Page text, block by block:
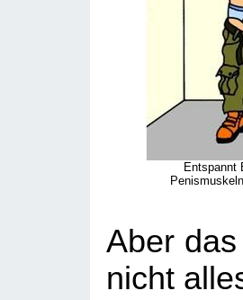
Entspannt
Aber
nicht